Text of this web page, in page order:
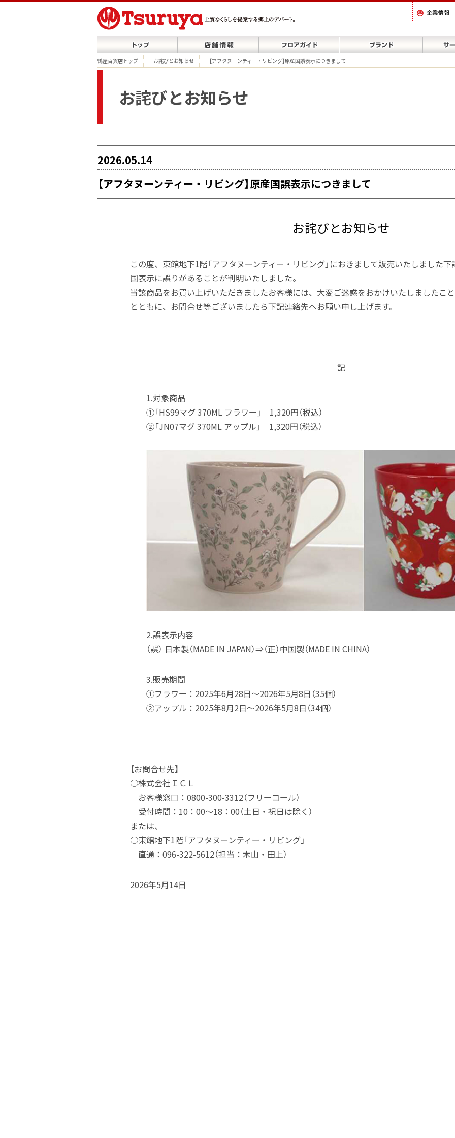
鶴屋百貨店トップ お詫びとお知らせ 【アフタヌーンティー・リビング】原産国誤表示につきまして
お詫びとお知らせ
2026.05.14
【アフタヌーンティー・リビング】原産国誤表示につきまして
お詫びとお知らせ
この度、東館地下1階「アフタヌーンティー・リビング」におきまして販売いたしました
国表示に誤りがあることが判明いたしました。
当該商品をお買い上げいただきましたお客様には、大変ご迷惑をおかけいたしましたこ
とともに、お問合せ等ございましたら下記連絡先へお願い申し上げます。
記
1.対象商品
①「HS99マグ 370ML フラワー」 1,320円（税込）
②「JN07マグ 370ML アップル」 1,320円（税込）
2.誤表示内容
（誤） 日本製（MADE IN JAPAN）⇒（正）中国製（MADE IN CHINA）
3.販売期間
①フラワー：2025年6月28日～2026年5月8日（35個）
②アップル：2025年8月2日～2026年5月8日（34個）
【お問合せ先】
○株式会社ＩＣＬ
お客様窓口：0800-300-3312（フリーコール）
受付時間：10：00～18：00（土日・祝日は除く）
または、
○東館地下1階「アフタヌーンティー・リビング」
直通：096-322-5612（担当：木山・田上）
2026年5月14日